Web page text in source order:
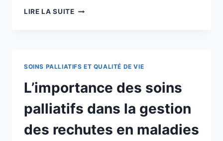
LIRE LA SUITEMALADIE
PALLIATIFS
POUR
AMÉLIORER
LA
QUALITÉ
DE
VIE
SOINS PALLIATIFS ET QUALITÉ DE VIE
L’importance des soins
palliatifs dans la gestion
des rechutes en maladies